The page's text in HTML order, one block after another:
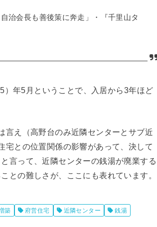
治会長も善後策に奔走」・『千里山タ
年5月ということで、入居から3年ほど
言え（高野台のみ近隣センターとサブ近
宅との位置関係の影響があって、決して
言って、近隣センターの銭湯が廃業する
との難しさが、ここにも表れています。
築 府営住宅 近隣センター 銭湯